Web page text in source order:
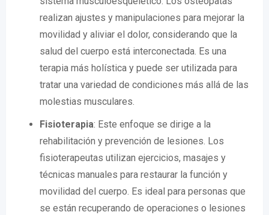
realizan ajustes y manipulaciones para mejorar la
movilidad y aliviar el dolor, considerando que la
salud del cuerpo está interconectada. Es una
terapia más holística y puede ser utilizada para
tratar una variedad de condiciones más allá de las
molestias musculares.
Fisioterapia: Este enfoque se dirige a la
rehabilitación y prevención de lesiones. Los
fisioterapeutas utilizan ejercicios, masajes y
técnicas manuales para restaurar la función y
movilidad del cuerpo. Es ideal para personas que
se están recuperando de operaciones o lesiones